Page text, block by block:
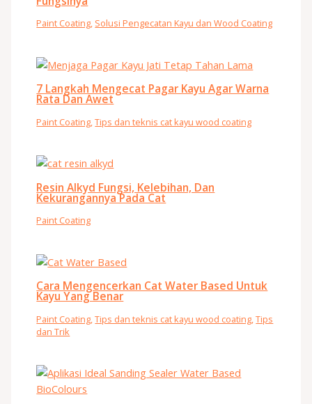
Paint Coating, Solusi Pengecatan Kayu dan Wood Coating
7 Langkah Mengecat Pagar Kayu Agar Warna
Rata Dan Awet
Paint Coating,Tips dan teknis cat kayu wood coating
Resin Alkyd Fungsi, Kelebihan, Dan
Kekurangannya Pada Cat
Paint Coating
Cara Mengencerkan Cat Water Based Untuk
Kayu Yang Benar
Paint Coating,Tips dan teknis cat kayu wood coating,Tips
dan Trik